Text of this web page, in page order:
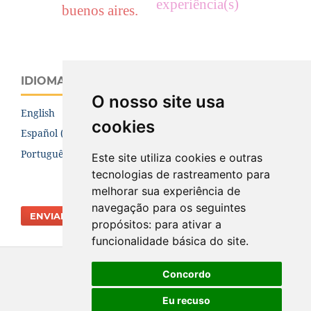
O nosso site usa
cookies
Este site utiliza cookies e outras
tecnologias de rastreamento para
melhorar sua experiência de
navegação para os seguintes
propósitos: para ativar a
funcionalidade básica do site.
Concordo
Eu recuso
experiência(s)
buenos aires.
IDIOMA
English
Español (España)
Português (Brasil)
ENVIAR SUBMISSÃO